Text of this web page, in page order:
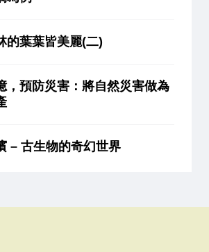
的葉葉皆美麗(二)
，預防災害：將自然災害做為
– 古生物的奇幻世界